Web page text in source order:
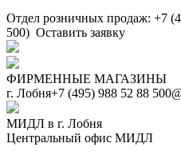
Отдел розничных продаж: +7
500) Оставить заявку
ФИРМЕННЫЕ МАГАЗИНЫ
г. Лобня+7 (495) 988 52 88
МИДЛ в г. Лобня
Центральный офис МИДЛ